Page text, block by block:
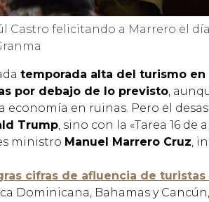
Castro felicitando a Marrero el
temporada alta del turismo en
por debajo de lo previsto,
economía en ruinas. Pero el
Trump, sino con la «Tarea 16
ministro Manuel Marrero Cruz,
cifras de afluencia de turistas
Dominicana, Bahamas y